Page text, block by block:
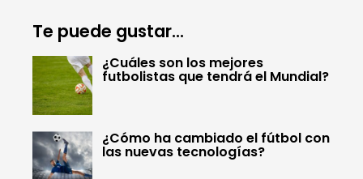
Te puede gustar...
¿Cuáles son los mejores
futbolistas que tendrá el Mundial?
¿Cómo ha cambiado el fútbol con
las nuevas tecnologías?